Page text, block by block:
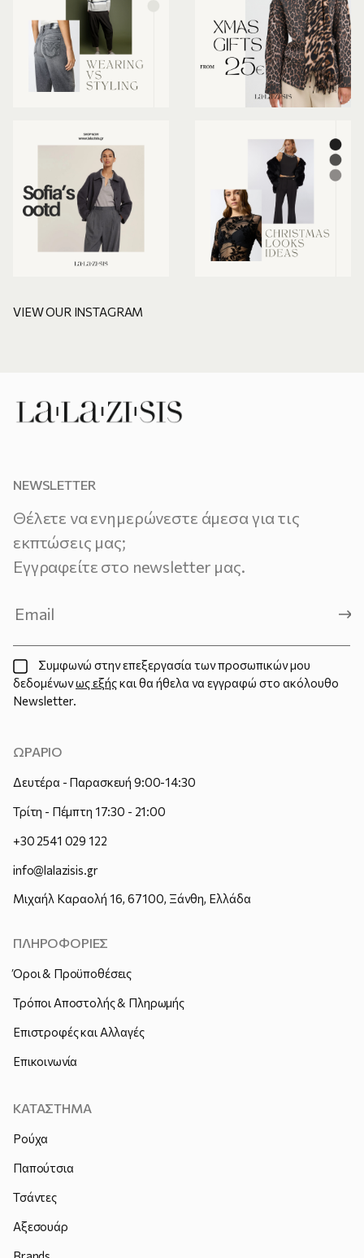
VIEW OUR INSTAGRAM
NEWSLETTER
Θέλετε να ενημερώνεστε άμεσα για τις
εκπτώσεις μας;
Εγγραφείτε στο newsletter μας.
Συμφωνώ στην επεξεργασία των προσωπικών μου
δεδομένωνως εξήςκαι θα ήθελα να εγγραφώ στο ακόλουθο
Newsletter.
ΩΡΑΡΙΟ
Δευτέρα - Παρασκευή 9:00-14:30
Τρίτη - Πέμπτη 17:30 - 21:00
+30 2541 029 122
info@lalazisis.gr
Μιχαήλ Καραολή 16, 67100, Ξάνθη, Ελλάδα
ΠΛΗΡΟΦΟΡΙΕΣ
Όροι & Προϋποθέσεις
Τρόποι Αποστολής & Πληρωμής
Επιστροφές και Αλλαγές
Επικοινωνία
ΚΑΤΑΣΤΗΜΑ
Ρούχα
Παπούτσια
Τσάντες
Αξεσουάρ